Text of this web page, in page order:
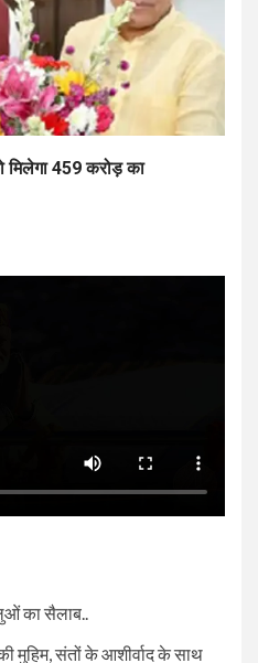
मिलेगा 459 करोड़ का
का सैलाब..
मुहिम, संतों के आशीर्वाद के साथ